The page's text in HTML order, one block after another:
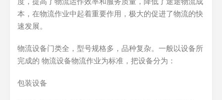
本，在物流作业中起着重要作用，极大的促进了物流的快
速发展。
物流设备门类全，型号规格多，品种复杂。一般以设备所
完成的 物流设备物流作业为标准，把设备分为：
包装设备